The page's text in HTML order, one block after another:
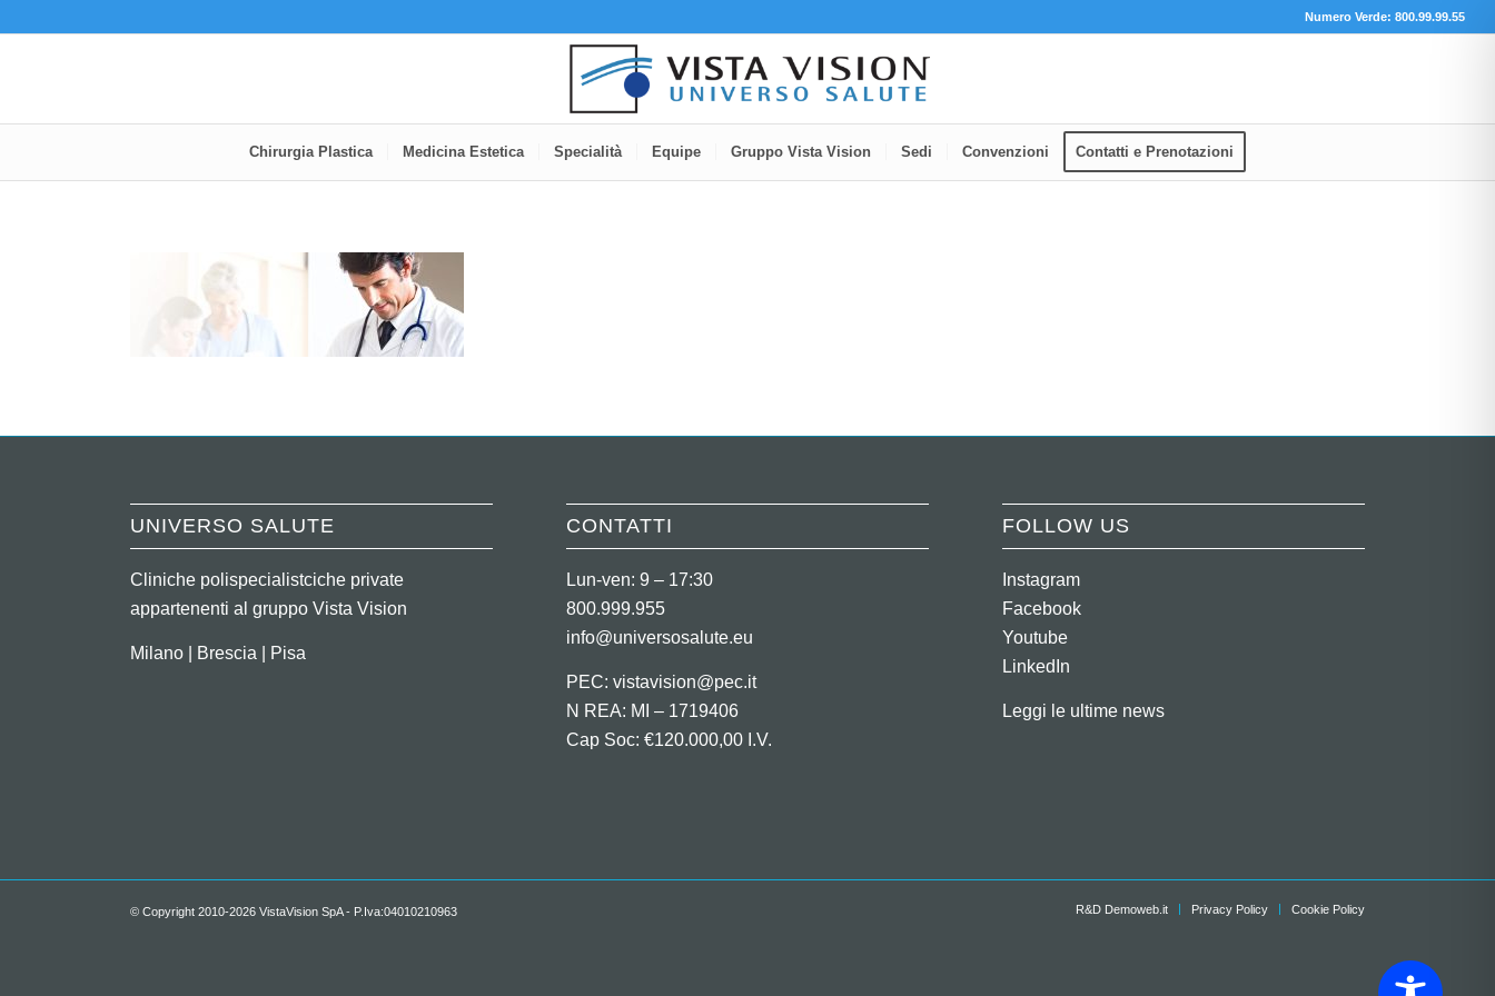
Numero Verde: 800.99.99.55
Chirurgia Plastica Medicina Estetica Specialità Equipe Gruppo Vista Vision Sedi Convenzioni Contatti e Prenotazioni
UNIVERSO SALUTE
Cliniche polispecialistciche private
appartenenti al gruppo Vista Vision
Milano | Brescia | Pisa
CONTATTI
Lun-ven: 9 – 17:30
800.999.955
info@universosalute.eu
PEC:vistavision@pec.it
N REA: MI – 1719406
Cap Soc: €120.000,00 I.V.
FOLLOW US
Instagram
Facebook
Youtube
LinkedIn
Leggi le ultime news
© Copyright 2010-2026 VistaVision SpA - P.Iva:04010210963 R&D Demoweb.it Privacy Policy Cookie Policy